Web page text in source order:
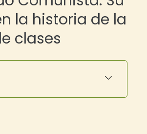
la historia de la
clases